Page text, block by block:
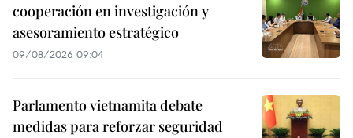
cooperación en investigación y
asesoramiento estratégico
09/08/2026 09:04
Parlamento vietnamita debate
medidas para reforzar seguridad